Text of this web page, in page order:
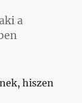
a
hiszen